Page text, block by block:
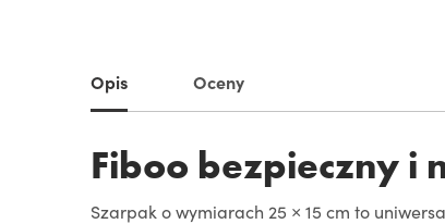
Opis Oceny
Fiboo bezpieczny i
Szarpak o wymiarach 25 × 15 cm to